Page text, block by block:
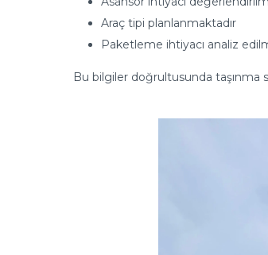
Araç tipi planlanmaktadır
Paketleme ihtiyacı analiz
Bu bilgiler doğrultusunda taşınma